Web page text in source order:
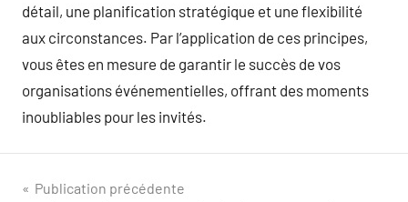
détail, une planification stratégique et une flexibilité
aux circonstances. Par l’application de ces principes,
vous êtes en mesure de garantir le succès de vos
organisations événementielles, offrant des moments
inoubliables pour les invités.
Navigation
Publication précédente